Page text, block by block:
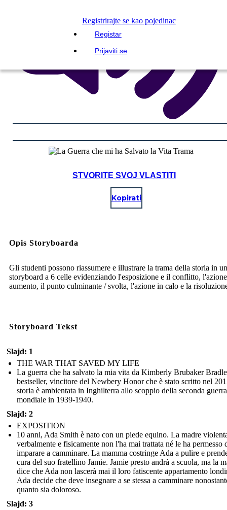
Registrirajte se kao pojedinac
Registar
Prijaviti se
STVORITE SVOJ VLASTITI
Kopirati
Opis Storyboarda
Gli studenti possono riassumere e illustrare la trama della storia in
storyboard a 6 celle evidenziando l'esposizione e il conflitto,
aumento, il punto culminante / svolta, l'azione in calo e la
Storyboard Tekst
Slajd: 1
THE WAR THAT SAVED MY LIFE
La guerra che ha salvato la mia vita da Kimberly Brubaker
bestseller, vincitore del Newbery Honor che è stato scritto nel
storia è ambientata in Inghilterra allo scoppio della seconda guerra
mondiale in 1939-1940.
Slajd: 2
EXPOSITION
10 anni, Ada Smith è nato con un piede equino. La madre
verbalmente e fisicamente non l'ha mai trattata né le ha permesso
imparare a camminare. La mamma costringe Ada a pulire e
cura del suo fratellino Jamie. Jamie presto andrà a scuola, ma la
dice che Ada non lascerà mai il loro fatiscente appartamento
Ada decide che deve insegnare a se stessa a camminare
quanto sia doloroso.
Slajd: 3